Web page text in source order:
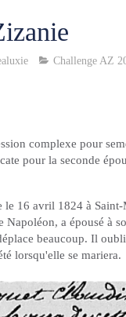
Challenge AZ
complexe pour
pour la seconde
le 16 avril 1824 à
Napoléon, a épousé à
beaucoup. Il
lorsqu'elle se mariera.